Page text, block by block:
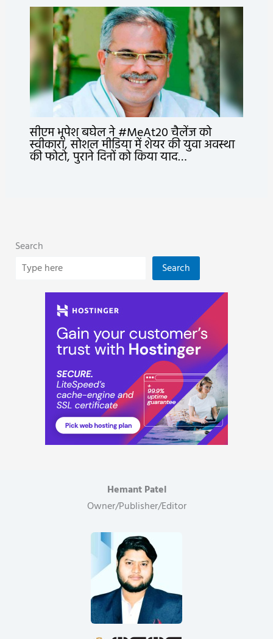
सीएम भूपेश बघेल ने #MeAt20 चैलेंज को
स्वीकारा, सोशल मीडिया में शेयर की युवा अवस्था
की फोटो, पुराने दिनों को किया याद…
Search
Search
Hemant Patel
Owner/Publisher/Editor